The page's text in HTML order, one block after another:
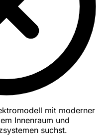
mit moderner
Innenraum und
suchst.